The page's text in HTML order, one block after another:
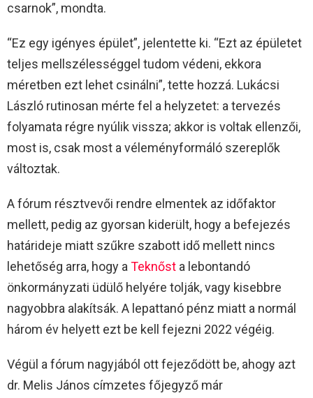
csarnok”, mondta.
“Ez egy igényes épület”, jelentette ki. “Ezt az épületet
teljes mellszélességgel tudom védeni, ekkora
méretben ezt lehet csinálni”, tette hozzá. Lukácsi
László rutinosan mérte fel a helyzetet: a tervezés
folyamata régre nyúlik vissza; akkor is voltak ellenzői,
most is, csak most a véleményformáló szereplők
változtak.
A fórum résztvevői rendre elmentek az időfaktor
mellett, pedig az gyorsan kiderült, hogy a befejezés
határideje miatt szűkre szabott idő mellett nincs
lehetőség arra, hogy a Teknőst a lebontandó
önkormányzati üdülő helyére tolják, vagy kisebbre
nagyobbra alakítsák. A lepattanó pénz miatt a normál
három év helyett ezt be kell fejezni 2022 végéig.
Végül a fórum nagyjából ott fejeződött be, ahogy azt
dr. Melis János címzetes főjegyző már